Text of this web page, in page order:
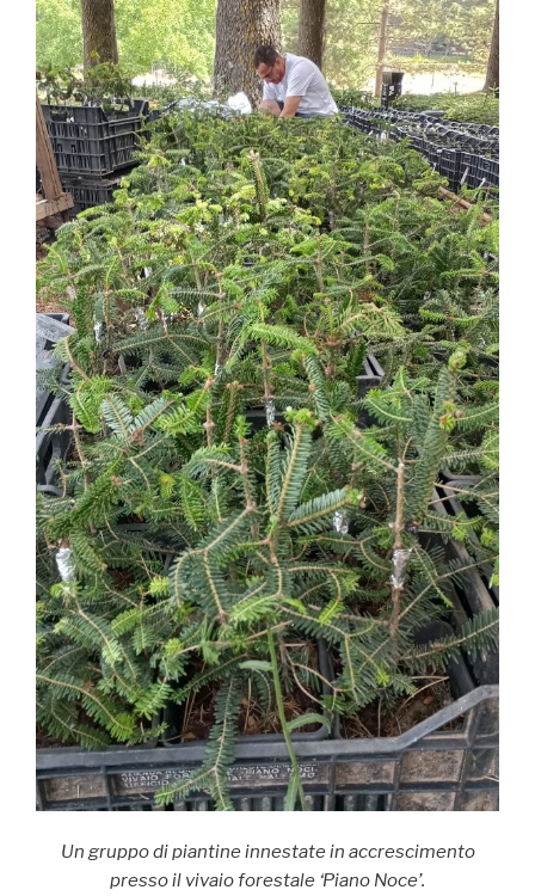
Un gruppo di piantine innestate in accrescimento
presso il vivaio forestale ‘Piano Noce’.